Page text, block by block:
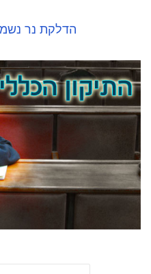
הדלקת נר